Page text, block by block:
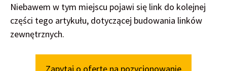
Niebawem w tym miejscu pojawi się link do kolejnej
części tego artykułu, dotyczącej budowania linków
zewnętrznych.
Zapytaj o ofertę na pozycjonowanie